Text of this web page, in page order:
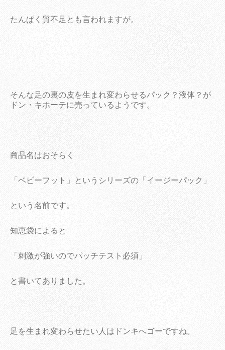
たんぱく質不足とも言われますが。
そんな足の裏の皮を生まれ変わらせるパック？液体？が
ドン・キホーテに売っているようです。
商品名はおそらく
「ベビーフット」というシリーズの「イージーパック」
という名前です。
知恵袋によると
「刺激が強いのでパッチテスト必須」
と書いてありました。
足を生まれ変わらせたい人はドンキへゴーですね。